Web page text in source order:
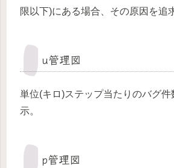
限以下)にある場合、その原因を追
u管理図
単位(キロ)ステップ当たりのバグ
示。
p管理図